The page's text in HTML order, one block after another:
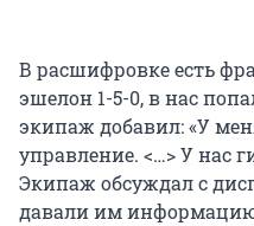
В расшифровке есть
эшелон 1-5-0, в нас
экипаж добавил: «У
управление. <…> У нас
Экипаж обсуждал с
давали им информацию